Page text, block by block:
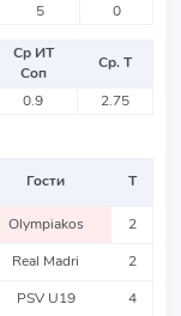
5 0
Ср ИТ
Соп
Ср. Т
0.9 2.75
Гости Т
Olympiakos 2
Real Madri 2
PSV U19 4